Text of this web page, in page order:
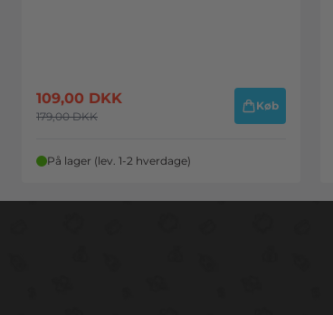
109,00 DKK
179,00DKK
Køb
På lager (lev. 1-2 hverdage)